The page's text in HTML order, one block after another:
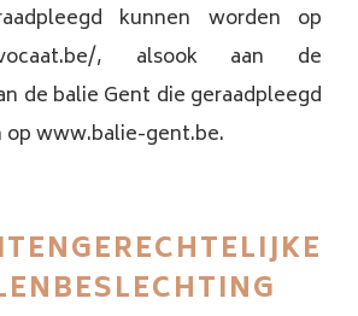
kunnen worden op
, alsook aan de
de balie Gent die geraadpleegd
www.balie-gent.be.